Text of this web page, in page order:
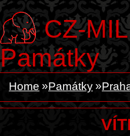
CZ-
Památky
Home Památky